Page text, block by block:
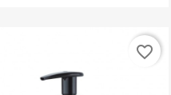
favorite_border